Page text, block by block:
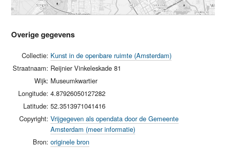
Overige gegevens
Collectie: Kunst in de openbare ruimte (Amsterdam)
Straatnaam: Reijnier Vinkeleskade 81
Wijk: Museumkwartier
Longitude: 4.87926050127282
Latitude: 52.3513971041416
Copyright: Vrijgegeven als opendata door de Gemeente
Amsterdam (meer informatie)
Bron: originele bron